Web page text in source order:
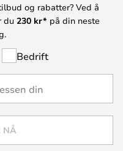
og rabatter? Ved å
du 230 kr* på din neste
Bedrift
NÅ